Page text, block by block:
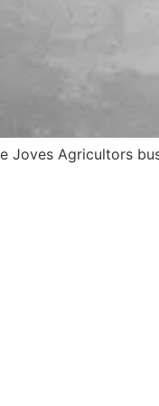
Joves Agricultors